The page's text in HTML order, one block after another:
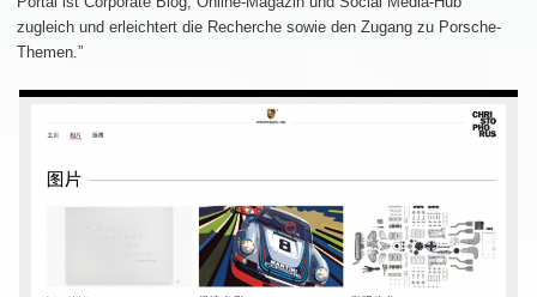
zugleich und erleichtert die Recherche sowie den Zugang zu Porsche-
Themen.”